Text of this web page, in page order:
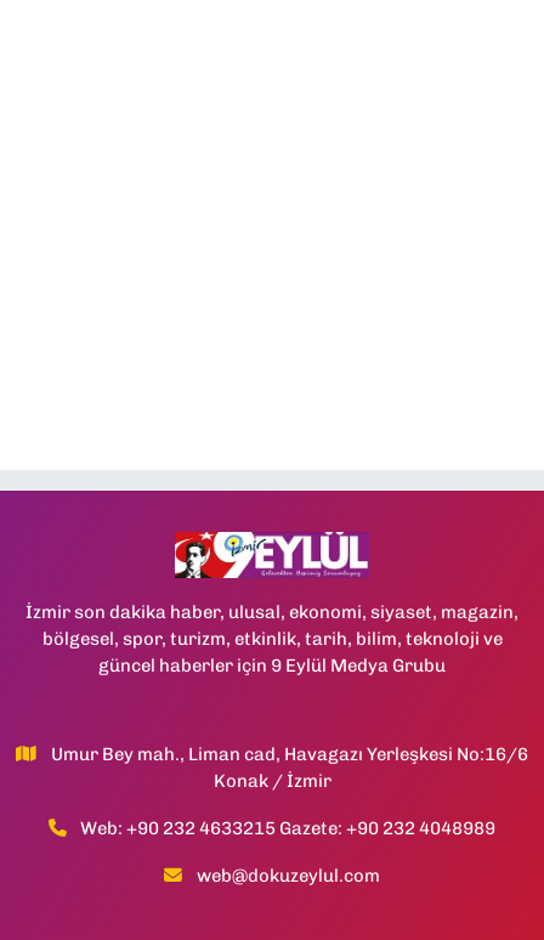
İzmir son dakika haber, ulusal, ekonomi, siyaset, magazin,
bölgesel, spor, turizm, etkinlik, tarih, bilim, teknoloji ve
güncel haberler için 9 Eylül Medya Grubu
Umur Bey mah., Liman cad, Havagazı Yerleşkesi No:16/6
Konak / İzmir
Web: +90 232 4633215 Gazete: +90 232 4048989
web@dokuzeylul.com